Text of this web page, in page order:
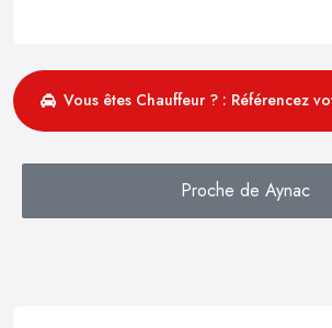
Vous êtes Chauffeur ? : Référencez
Proche de Aynac